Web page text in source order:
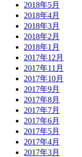
2018年5月
2018年4月
2018年3月
2018年2月
2018年1月
2017年12月
2017年11月
2017年10月
2017年9月
2017年8月
2017年7月
2017年6月
2017年5月
2017年4月
2017年3月